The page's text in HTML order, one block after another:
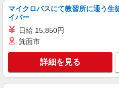
キープ
派遣社員
株式会社kotrio /●SZ-H-2013375
静岡駅チカ★グ
いOK★履歴書
時給1500円
通費全支給(ガソ
マイクロバスにて教習所に通う生
イバー
日給 15,850円
箕面市
詳細を見る